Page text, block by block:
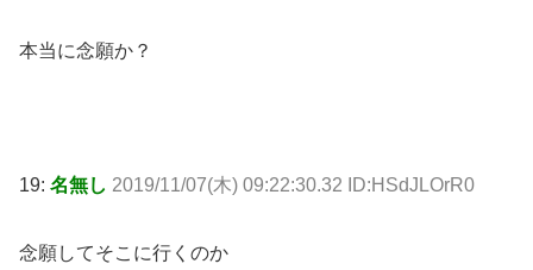
本当に念願か？
19: 名無し 2019/11/07(木) 09:22:30.32 ID:HSdJLOrR0
念願してそこに行くのか